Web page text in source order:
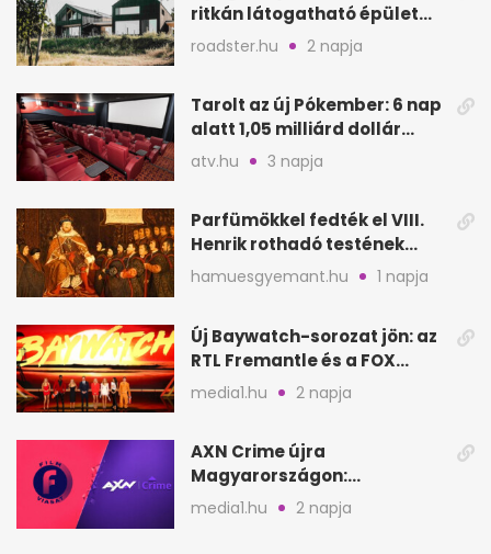
ritkán látogatható épület
nyílik meg
roadster.hu 2 napja
Tarolt az új Pókember: 6 nap
alatt 1,05 milliárd dollár
bevétel
atv.hu 3 napja
Parfümökkel fedték el VIII.
Henrik rothadó testének
szagát
hamuesgyemant.hu 1 napja
Új Baywatch-sorozat jön: az
RTL Fremantle és a FOX
készíti
media1.hu 2 napja
AXN Crime újra
Magyarországon:
szeptembertől a Viasat Film
media1.hu 2 napja